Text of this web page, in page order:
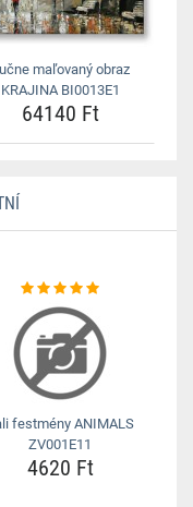
maľovaný obraz
KRAJINA BI0013E1
64140 Ft
festmény ANIMALS
ZV001E11
4620 Ft